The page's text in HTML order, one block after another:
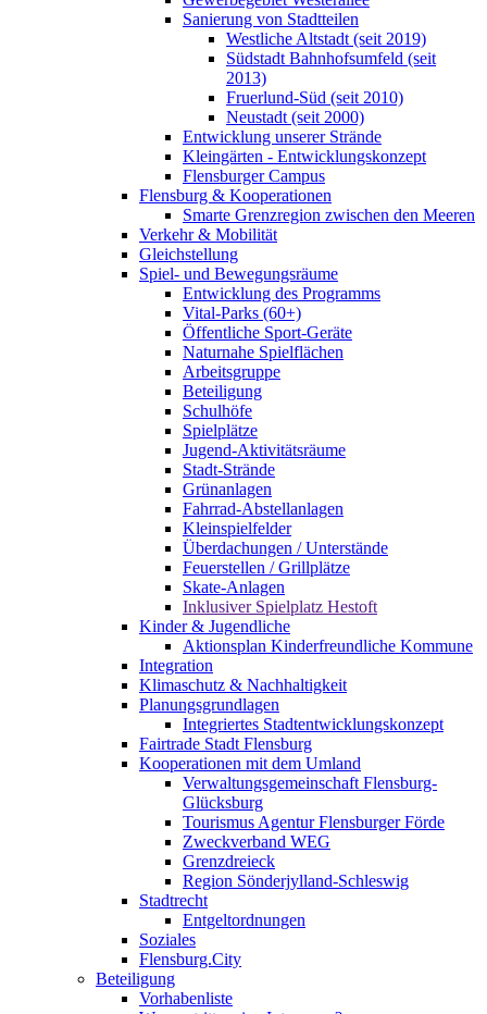
Sanierung von Stadtteilen
Westliche Altstadt (seit 2019)
Südstadt Bahnhofsumfeld (seit
2013)
Fruerlund-Süd (seit 2010)
Neustadt (seit 2000)
Entwicklung unserer Strände
Kleingärten - Entwicklungskonzept
Flensburger Campus
Flensburg & Kooperationen
Smarte Grenzregion zwischen den Meeren
Verkehr & Mobilität
Gleichstellung
Spiel- und Bewegungsräume
Entwicklung des Programms
Vital-Parks (60+)
Öffentliche Sport-Geräte
Naturnahe Spielflächen
Arbeitsgruppe
Beteiligung
Schulhöfe
Spielplätze
Jugend-Aktivitätsräume
Stadt-Strände
Grünanlagen
Fahrrad-Abstellanlagen
Kleinspielfelder
Überdachungen / Unterstände
Feuerstellen / Grillplätze
Skate-Anlagen
Inklusiver Spielplatz Hestoft
Kinder & Jugendliche
Aktionsplan Kinderfreundliche Kommune
Integration
Klimaschutz & Nachhaltigkeit
Planungsgrundlagen
Integriertes Stadtentwicklungskonzept
Fairtrade Stadt Flensburg
Kooperationen mit dem Umland
Verwaltungsgemeinschaft Flensburg-
Glücksburg
Tourismus Agentur Flensburger Förde
Zweckverband WEG
Grenzdreieck
Region Sönderjylland-Schleswig
Stadtrecht
Entgeltordnungen
Soziales
Flensburg.City
Beteiligung
Vorhabenliste